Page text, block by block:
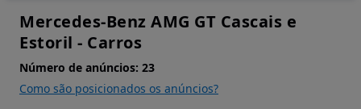
Mercedes-Benz AMG GT Cascais e
Estoril - Carros
Número de anúncios: 23
Como são posicionados os anúncios?